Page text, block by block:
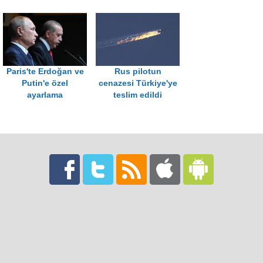
Paris'te Erdoğan ve
Putin'e özel
ayarlama
Rus pilotun
cenazesi Türkiye'ye
teslim edildi